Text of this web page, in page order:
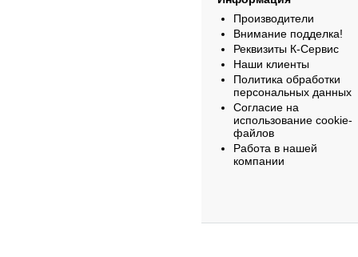
Производители
Внимание подделка!
Реквизиты К-Сервис
Наши клиенты
Политика обработки
персональных данных
Согласие на
использование cookie-
файлов
Работа в нашей
компании